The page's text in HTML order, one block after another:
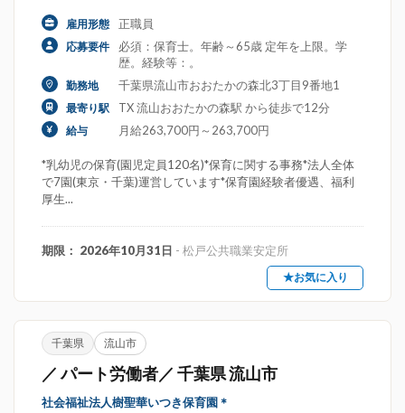
雇用形態 正職員
応募要件
必須：保育士。年齢～65歳 定年を上限。学
歴。経験等：。
勤務地 千葉県流山市おおたかの森北3丁目9番地1
最寄り駅 TX 流山おおたかの森駅 から徒歩で12分
給与 月給263,700円～263,700円
*乳幼児の保育(園児定員120名)*保育に関する事務*法人全体
で7園(東京・千葉)運営しています*保育園経験者優遇、福利
厚生...
期限： 2026年10月31日 - 松戸公共職業安定所
★お気に入り
千葉県 流山市
／ パート労働者／ 千葉県 流山市
社会福祉法人樹聖華いつき保育園＊